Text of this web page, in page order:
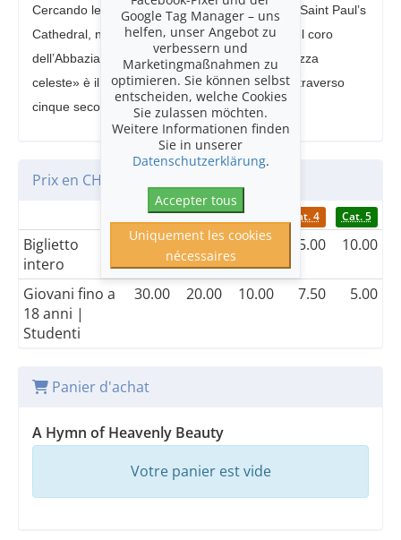
Cercando le migliori voci le trovò nel coro della Saint Paul’s
Cathedral, nei due teatri d’opera di Londra e nel coro
dell’Abbazia di Westminster. «Un inno alla bellezza
celeste» è il titolo di questo viaggio spirituale attraverso
cinque secoli di arte corale.
Prix en CHF
Cat. 1 Cat. 2 Cat. 3 Cat. 4 Cat. 5
Biglietto
intero
60.00 40.00 20.00 15.00 10.00
Giovani fino a
18 anni |
Studenti
30.00 20.00 10.00 7.50 5.00
Panier d'achat
A Hymn of Heavenly Beauty
Votre panier est vide
Google Tag Manager – uns
helfen, unser Angebot zu
verbessern und
Marketingmaßnahmen zu
optimieren. Sie können selbst
entscheiden, welche Cookies
Sie zulassen möchten.
Weitere Informationen finden
Sie in unserer
Datenschutzerklärung.
Accepter tous
Uniquement les cookies
nécessaires